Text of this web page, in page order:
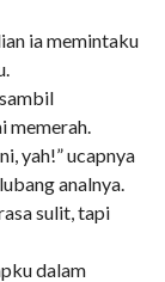
ia memintaku
memerah.
yah!” ucapnya
analnya.
sulit, tapi
dalam